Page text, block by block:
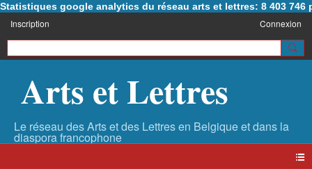
Statistiques google analytics du réseau arts et lettres: 8 403 746
Inscription Connexion
Arts et Lettres